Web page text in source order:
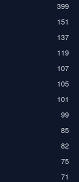
399
151
137
119
107
105
101
99
85
82
75
71